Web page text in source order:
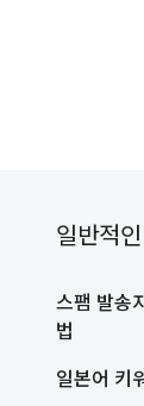
일반적
스팸 발송
법
일본어 키